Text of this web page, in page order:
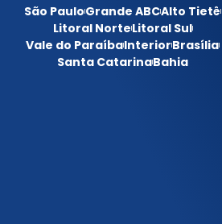
São PauloGrande ABCAlto Tietê
Litoral NorteLitoral Sul
Vale do ParaíbaInteriorBrasília
Santa CatarinaBahia